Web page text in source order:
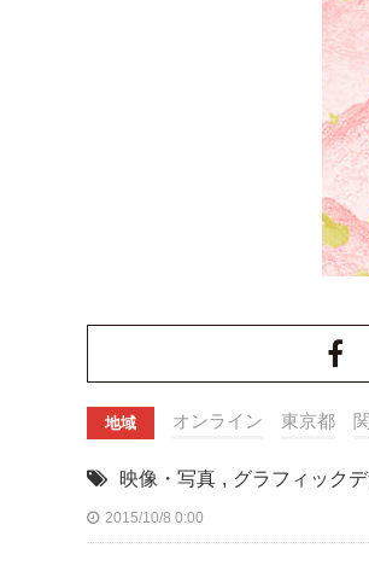
地域 オンライン 東京都
映像・写真 , グラフィック
2015/10/8 0:00